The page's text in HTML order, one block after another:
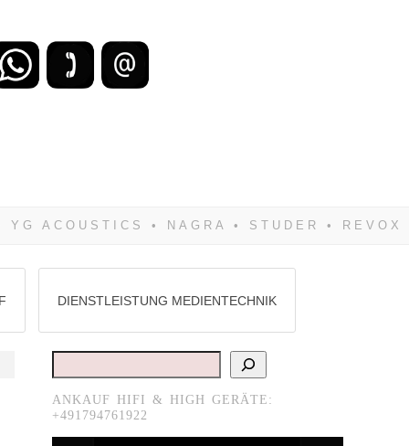
DIENSTLEISTUNG MEDIENTECHNIK
Suchen
ANKAUF HIFI & HIGH GERÄTE:
+491794761922